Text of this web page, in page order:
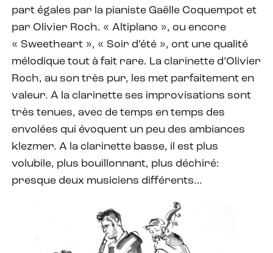
part égales par la pianiste Gaëlle Coquempot et
par Olivier Roch. « Altiplano », ou encore
« Sweetheart », « Soir d’été », ont une qualité
mélodique tout à fait rare. La clarinette d’Olivier
Roch, au son très pur, les met parfaitement en
valeur. A la clarinette ses improvisations sont
très tenues, avec de temps en temps des
envolées qui évoquent un peu des ambiances
klezmer. A la clarinette basse, il est plus
volubile, plus bouillonnant, plus déchiré:
presque deux musiciens différents…